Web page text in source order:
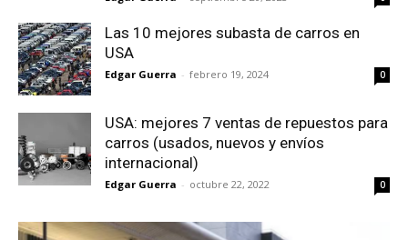
Las 10 mejores subasta de carros en
USA
Edgar Guerra - febrero 19, 2024 0
USA: mejores 7 ventas de repuestos para
carros (usados, nuevos y envíos
internacional)
Edgar Guerra - octubre 22, 2022 0